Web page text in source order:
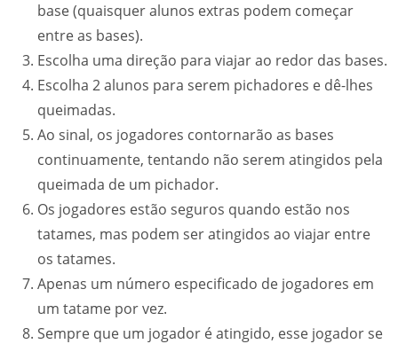
base (quaisquer alunos extras podem começar
entre as bases).
Escolha uma direção para viajar ao redor das bases.
Escolha 2 alunos para serem pichadores e dê-lhes
queimadas.
Ao sinal, os jogadores contornarão as bases
continuamente, tentando não serem atingidos pela
queimada de um pichador.
Os jogadores estão seguros quando estão nos
tatames, mas podem ser atingidos ao viajar entre
os tatames.
Apenas um número especificado de jogadores em
um tatame por vez.
Sempre que um jogador é atingido, esse jogador se